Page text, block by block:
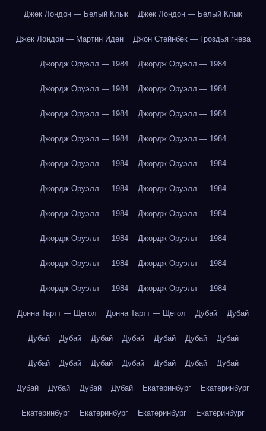
Джек Лондон — Белый Клык Джек Лондон — Белый Клык
Джек Лондон — Мартин Иден Джон Стейнбек — Гроздья гнева
Джордж Оруэлл — 1984 Джордж Оруэлл — 1984
Джордж Оруэлл — 1984 Джордж Оруэлл — 1984
Джордж Оруэлл — 1984 Джордж Оруэлл — 1984
Джордж Оруэлл — 1984 Джордж Оруэлл — 1984
Джордж Оруэлл — 1984 Джордж Оруэлл — 1984
Джордж Оруэлл — 1984 Джордж Оруэлл — 1984
Джордж Оруэлл — 1984 Джордж Оруэлл — 1984
Джордж Оруэлл — 1984 Джордж Оруэлл — 1984
Джордж Оруэлл — 1984 Джордж Оруэлл — 1984
Джордж Оруэлл — 1984 Джордж Оруэлл — 1984
Донна Тартт — Щегол Донна Тартт — Щегол Дубай Дубай
Дубай Дубай Дубай Дубай Дубай Дубай Дубай
Дубай Дубай Дубай Дубай Дубай Дубай Дубай
Дубай Дубай Дубай Дубай Екатеринбург Екатеринбург
Екатеринбург Екатеринбург Екатеринбург Екатеринбург